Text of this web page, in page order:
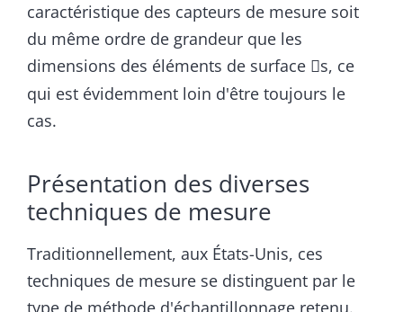
caractéristique des capteurs de mesure soit
du même ordre de grandeur que les
dimensions des éléments de surface s, ce
qui est évidemment loin d'être toujours le
cas.
Présentation des diverses
techniques de mesure
Traditionnellement, aux États-Unis, ces
techniques de mesure se distinguent par le
type de méthode d'échantillonnage retenu.